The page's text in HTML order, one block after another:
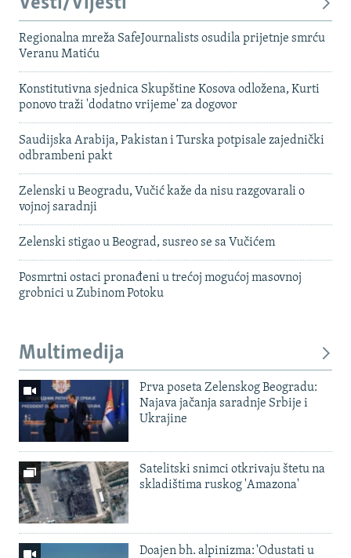
Regionalna mreža SafeJournalists osudila prijetnje smrću
Veranu Matiću
Konstitutivna sjednica Skupštine Kosova odložena, Kurti
ponovo traži 'dodatno vrijeme' za dogovor
Saudijska Arabija, Pakistan i Turska potpisale zajednički
odbrambeni pakt
Zelenski u Beogradu, Vučić kaže da nisu razgovarali o
vojnoj saradnji
Zelenski stigao u Beograd, susreo se sa Vučićem
Posmrtni ostaci pronađeni u trećoj mogućoj masovnoj
grobnici u Zubinom Potoku
Multimedija
Prva poseta Zelenskog Beogradu:
Najava jačanja saradnje Srbije i
Ukrajine
Satelitski snimci otkrivaju štetu na
skladištima ruskog 'Amazona'
Doajen bh. alpinizma: 'Odustati u